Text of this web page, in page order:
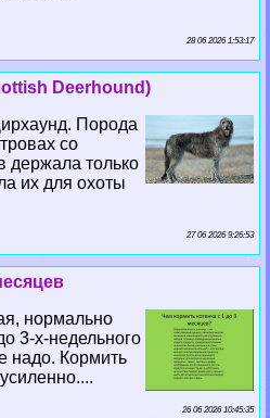
28 06 2026 1:53:17
Deerhound)
Порода
со
держала только
их для охоты
27 06 2026 9:26:53
нормально
3-х-недельного
надо. Кормить
26 06 2026 10:45:35